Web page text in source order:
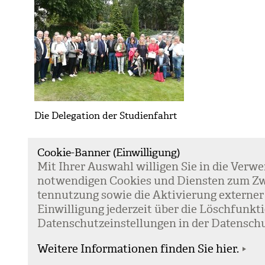
Cookie-Banner (Einwilligung)
Mit Ihrer Aus­wahl wil­li­gen Sie in die
not­wen­di­gen Coo­kies und Diens­ten zum
ten­nut­zung sowie die Akti­vie­rung
Ein­wil­li­gung jeder­zeit über die
Daten­schutz­ein­stel­lun­gen in der
Weitere Informationen finden Sie hier.
Die Delegation der Studienfahrt
Kontakt
Kommunikation & Marketing